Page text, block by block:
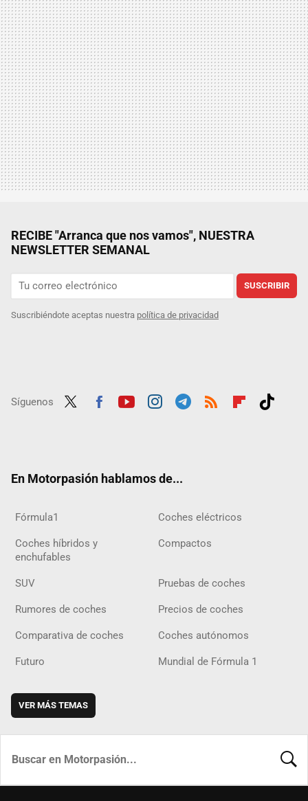
RECIBE "Arranca que nos vamos", NUESTRA
NEWSLETTER SEMANAL
SUSCRIBIR
Suscribiéndote aceptas nuestra política de privacidad
Síguenos
En Motorpasión hablamos de...
Fórmula1 Coches eléctricos
Coches híbridos y
enchufables
Compactos
SUV Pruebas de coches
Rumores de coches Precios de coches
Comparativa de coches Coches autónomos
Futuro Mundial de Fórmula 1
VER MÁS TEMAS